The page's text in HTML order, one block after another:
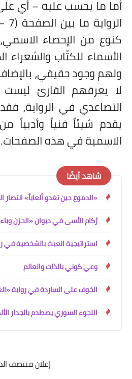
أما ما يحسب عليه – أي
كنوع من الإحصاء
الأسماء للكتّاب والشعراء
ولهم وجود حقيقي،
لا يعرفهم القارئ
التصاعدي في الرواية،
يقدم شيئاً فنياً وأدبياً
الاسمية في هذه الصفحات.
شاهد أيضًا
«الدموع حين تغدو ألعاباً»
رُكام الأسى في ديوان «الحزن
استراتيجية العبث بالشخصية
وعي كوني بالذات والعالم
الخوف على الساردة في رواية
اللجوء السوري يصطدم بالجدار
إعلان منتصف